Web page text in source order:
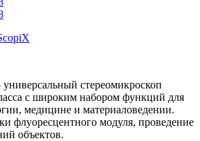
стереомикроскоп
с широким набором функций для
медицине и материаловедении.
флуоресцентного модуля, проведение
объектов.